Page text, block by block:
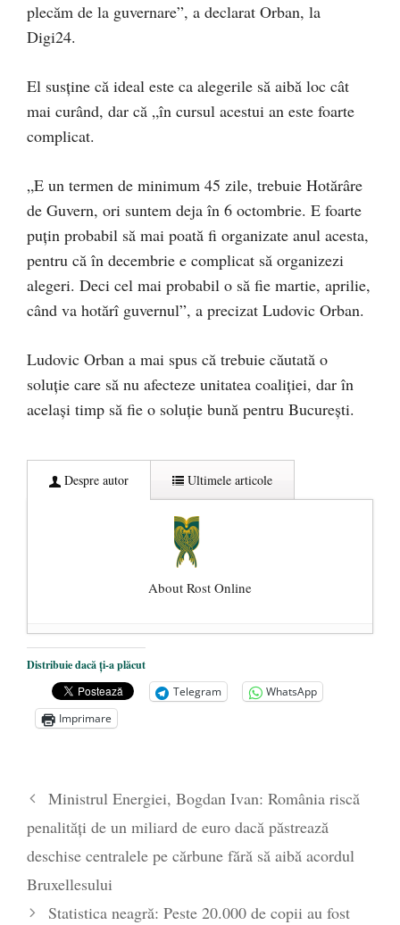
plecăm de la guvernare”, a declarat Orban, la
Digi24.
El susține că ideal este ca alegerile să aibă loc cât
mai curând, dar că „în cursul acestui an este foarte
complicat.
„E un termen de minimum 45 zile, trebuie Hotărâre
de Guvern, ori suntem deja în 6 octombrie. E foarte
puțin probabil să mai poată fi organizate anul acesta,
pentru că în decembrie e complicat să organizezi
alegeri. Deci cel mai probabil o să fie martie, aprilie,
când va hotărî guvernul”, a precizat Ludovic Orban.
Ludovic Orban a mai spus că trebuie căutată o
soluție care să nu afecteze unitatea coaliției, dar în
același timp să fie o soluție bună pentru București.
Despre autor Ultimele articole
About Rost Online
Dezvăluiri cutremurătoare despre
președintele Ucrainei, Volodymyr
Zelensky
- 13 mai 2026
Statul care servește Națiunea
poetului Octavian Goga, înlăturat din Iași
- 16 aprilie 2026
Distribuie dacă ți-a plăcut
Telegram
WhatsApp
Imprimare
Ministrul Energiei, Bogdan Ivan: România riscă
penalități de un miliard de euro dacă păstrează
deschise centralele pe cărbune fără să aibă acordul
Bruxellesului
Statistica neagră: Peste 20.000 de copii au fost